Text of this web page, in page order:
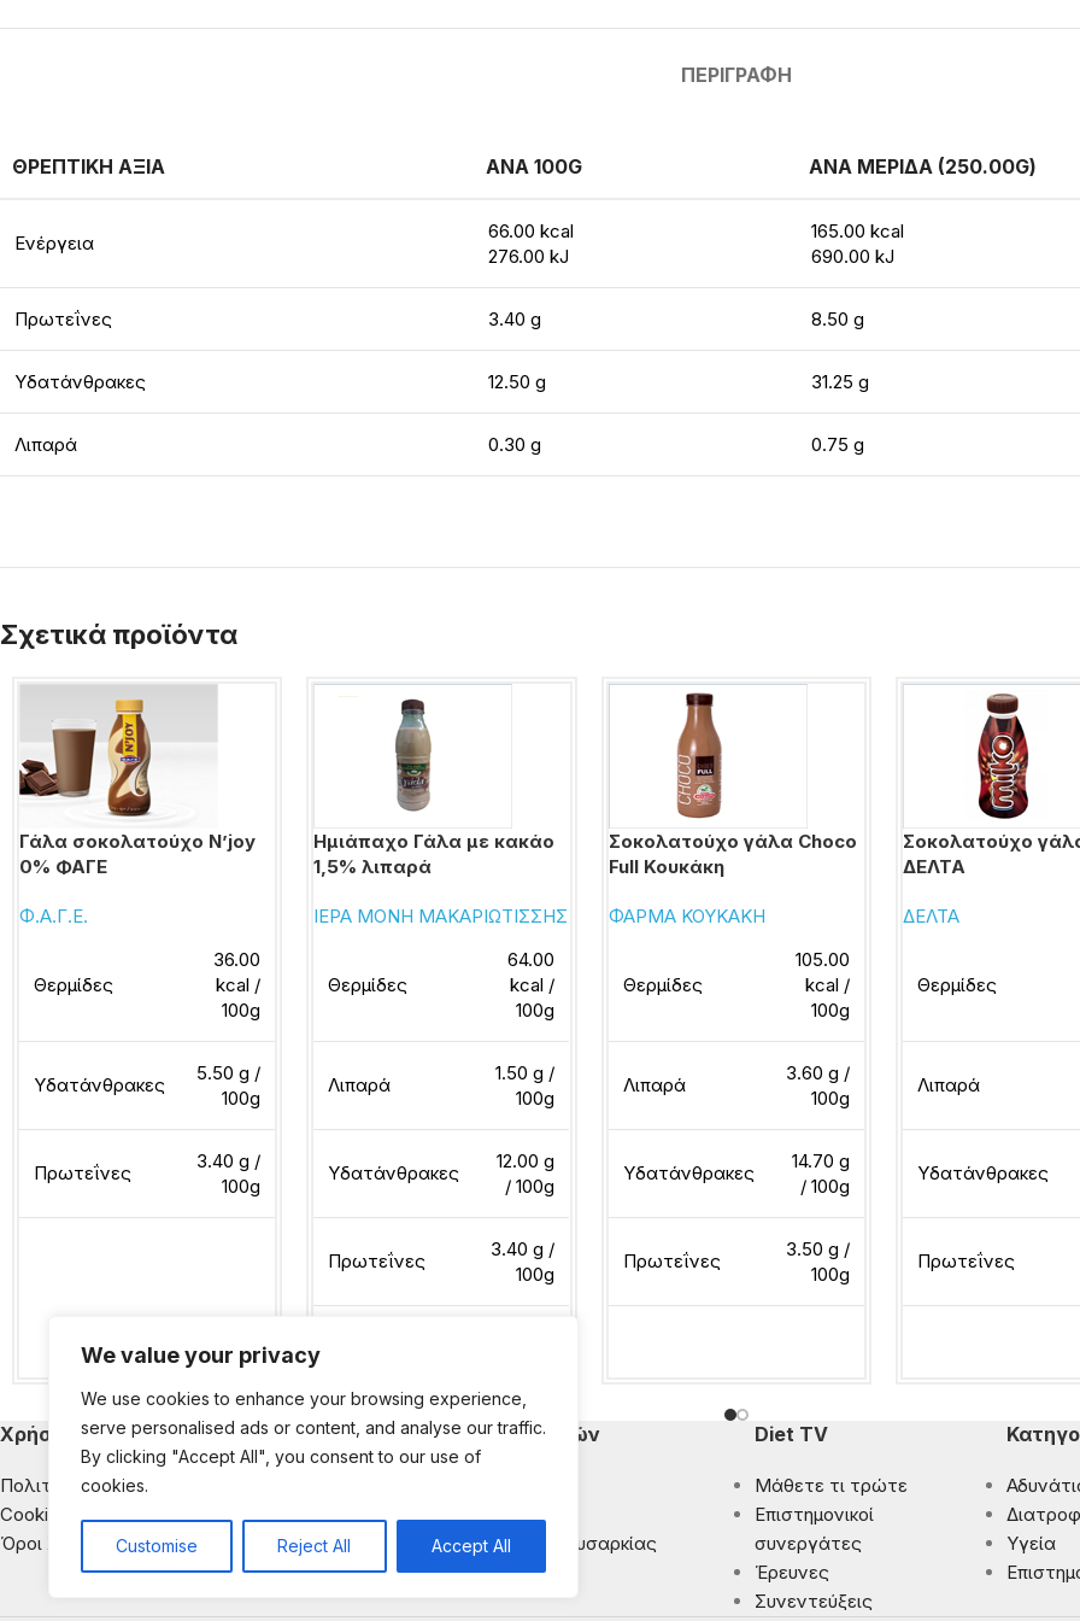
We value your privacy
We use cookies to enhance your browsing experience,
serve personalised ads or content, and analyse our traffic.
By clicking "Accept All", you consent to our use of
cookies.
Customise Reject All Accept All
ΠΕΡΙΓΡΑΦΉ
ΘΡΕΠΤΙΚΗ ΑΞΙΑ ΑΝΑ 100G ΑΝΑ ΜΕΡΙΔΑ (250.00G)
Ενέργεια
66.00 kcal
276.00 kJ
165.00 kcal
690.00 kJ
Πρωτεΐνες 3.40 g 8.50 g
Υδατάνθρακες 12.50 g 31.25 g
Λιπαρά 0.30 g 0.75 g
Σχετικά προϊόντα
Γάλα σοκολατούχο N’joy
0% ΦΑΓΕ
Φ.Α.Γ.Ε.
Θερμίδες
36.00
kcal /
100g
Υδατάνθρακες
5.50 g /
100g
Πρωτεΐνες
3.40 g /
100g
Ημιάπαχο Γάλα με κακάο
1,5% λιπαρά
ΙΕΡΑ ΜΟΝΗ ΜΑΚΑΡΙΩΤΙΣΣΗΣ
Θερμίδες
64.00
kcal /
100g
Λιπαρά
1.50 g /
100g
Υδατάνθρακες
12.00 g
/ 100g
Πρωτεΐνες
3.40 g /
100g
Σοκολατούχο γάλα Choco
Full Κουκάκη
ΦΑΡΜΑ ΚΟΥΚΑΚΗ
Θερμίδες
105.00
kcal /
100g
Λιπαρά
3.60 g /
100g
Υδατάνθρακες
14.70 g
/ 100g
Πρωτεΐνες
3.50 g /
100g
Σοκολατούχο
ΔΕΛΤΑ
ΔΕΛΤΑ
Θερμίδες
Λιπαρά
Υδατάνθρακες
Πρωτεΐνες
Χρήσιμα
Πολιτική Απορρήτου
Cookies
Όροι Χρήσης
Κατηγορίες Εκπομπών
Διατροφή & Νοσήματα
Αντιμετώπιση της Παχυσαρκίας
Διατροφική Ενημέρωση
Diet TV
Μάθετε τι τρώτε
Eπιστημονικοί
συνεργάτες
Έρευνες
Συνεντεύξεις
Υγεία